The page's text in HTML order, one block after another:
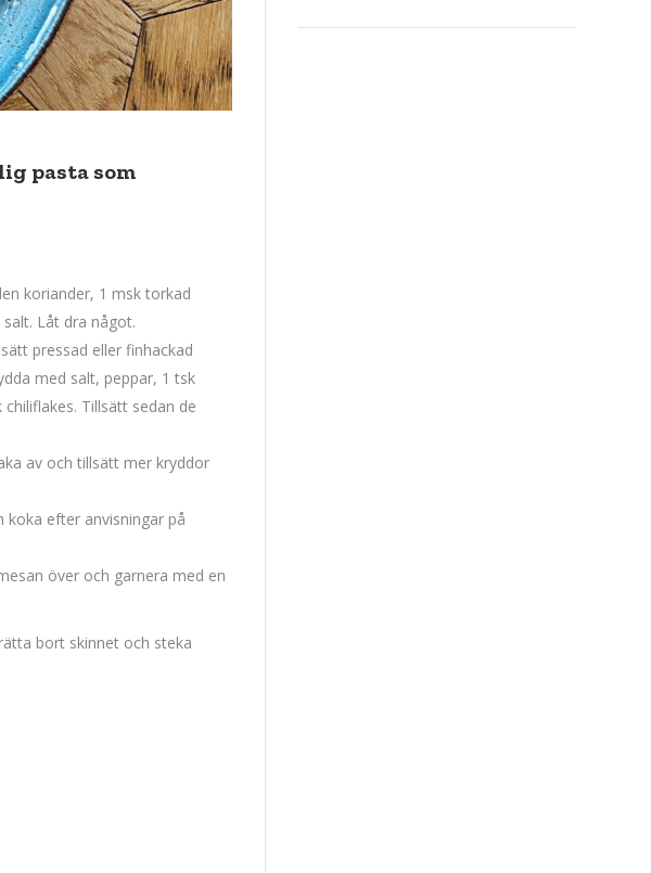
pasta som
koriander, 1 msk torkad
Låt dra något.
pressad eller finhackad
med salt, peppar, 1 tsk
Tillsätt sedan de
av och tillsätt mer kryddor
efter anvisningar på
över och garnera med en
bort skinnet och steka